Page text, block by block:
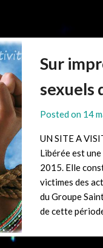
Sur
sexuels
Posted on 14
UN SITE A
Libérée est
2015. Elle
victimes des
du Groupe
de cette